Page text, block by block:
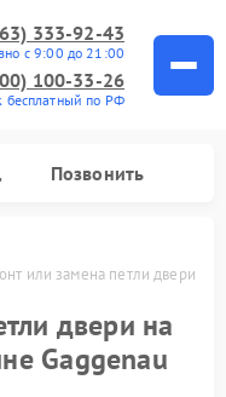
333-92-43
с 9:00 до 21:00
100-33-26
бесплатный по РФ
Позвонить
или замена петли двери
двери на
Gaggenau